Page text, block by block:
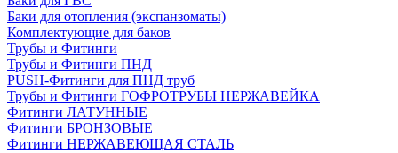
Баки для отопления (экспанзоматы)
Комплектующие для баков
Трубы и Фитинги
Трубы и Фитинги ПНД
PUSH-Фитинги для ПНД труб
Трубы и Фитинги ГОФРОТРУБЫ НЕРЖАВЕЙКА
Фитинги ЛАТУННЫЕ
Фитинги БРОНЗОВЫЕ
Фитинги НЕРЖАВЕЮЩАЯ СТАЛЬ